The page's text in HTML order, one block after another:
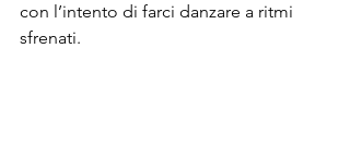
con l’intento di farci danzare a ritmi
sfrenati.